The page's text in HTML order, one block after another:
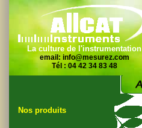
La culture de l'instrumentation
email: info@mesurez.com
Tél : 04 42 34 83 48
Nos produits